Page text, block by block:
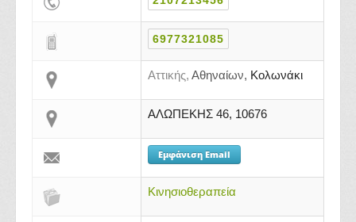
6977321085
Αττικής, Αθηναίων, Κολωνάκι
ΑΛΩΠΕΚΗΣ 46, 10676
Εμφάνιση Email
Κινησιοθεραπεία